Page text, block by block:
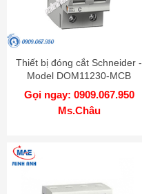
Thiết bị đóng cắt Schneider -
Model DOM11230-MCB
Gọi ngay: 0909.067.950
Ms.Châu